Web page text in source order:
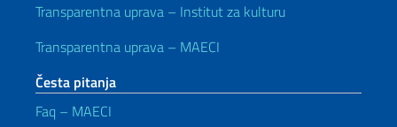
Transparentna uprava – Institut za kulturu
Transparentna uprava – MAECI
Česta pitanja
Faq – MAECI